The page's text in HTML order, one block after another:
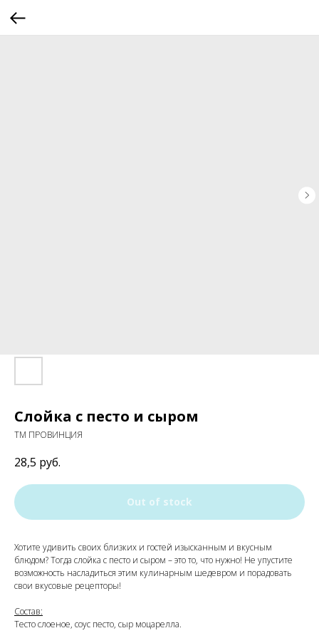
Слойка с песто и сыром
ТМ ПРОВИНЦИЯ
28,5 руб.
Out of stock
Хотите удивить своих близких и гостей изысканным и вкусным
блюдом? Тогда слойка с песто и сыром – это то, что нужно! Не упустите
возможность насладиться этим кулинарным шедевром и порадовать
свои вкусовые рецепторы!
Состав:
Тесто слоеное, соус песто, сыр моцарелла.